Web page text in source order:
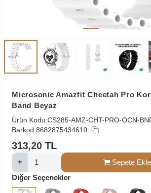
Microsonic Amazfit Cheetah Pro
Band Beyaz
Ürün Kodu:CS285-AMZ-CHT-PRO-OCN-
Barkod:8682875434610
313,20 TL
Sepete Ekle
Diğer Seçenekler